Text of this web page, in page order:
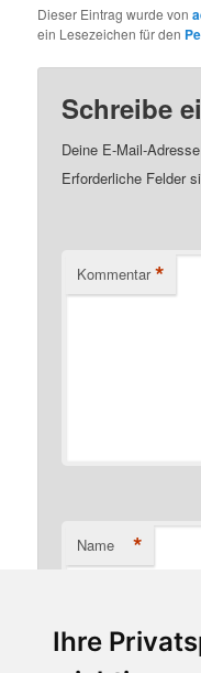
Ihre
Dieser Eintrag wurde von
ein Lesezeichen für den
Schreibe
Deine E-Mail-
Erforderliche Felder
Kommentar *
Name *
E-Mail-Adresse *